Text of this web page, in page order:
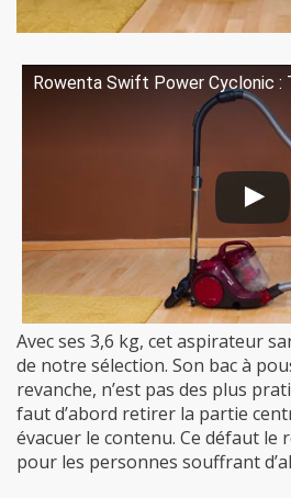
Rowenta Swift Power Cyclonic
Avec ses 3,6 kg, cet aspirateur
de notre sélection. Son bac à
revanche, n’est pas des plus
faut d’abord retirer la partie
évacuer le contenu. Ce défaut le
pour les personnes souffrant